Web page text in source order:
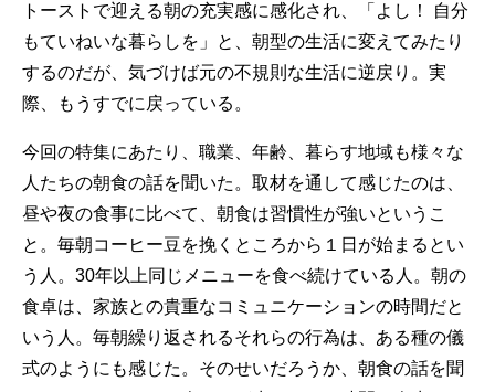
トーストで迎える朝の充実感に感化され、「よし！ 自分
もていねいな暮らしを」と、朝型の生活に変えてみたり
するのだが、気づけば元の不規則な生活に逆戻り。実
際、もうすでに戻っている。
今回の特集にあたり、職業、年齢、暮らす地域も様々な
人たちの朝食の話を聞いた。取材を通して感じたのは、
昼や夜の食事に比べて、朝食は習慣性が強いというこ
と。毎朝コーヒー豆を挽くところから１日が始まるとい
う人。30年以上同じメニューを食べ続けている人。朝の
食卓は、家族との貴重なコミュニケーションの時間だと
いう人。毎朝繰り返されるそれらの行為は、ある種の儀
式のようにも感じた。そのせいだろうか、朝食の話を聞